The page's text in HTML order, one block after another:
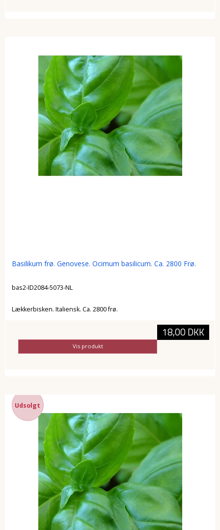
Basilikum frø. Genovese. Ocimum basilicum. Ca. 2800 Frø.
bas2-ID2084-5073-NL
Lækkerbisken. Italiensk. Ca. 2800 frø.
18,00 DKK
Vis produkt
Udsolgt